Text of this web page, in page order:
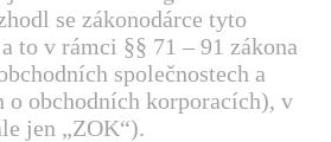
se zákonodárce tyto
to v rámci §§ 71 – 91 zákona
společnostech a
o obchodních korporacích), v
jen „ZOK“).